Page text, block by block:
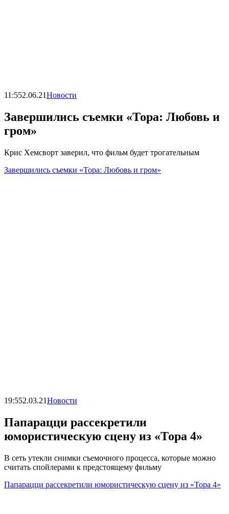
11:552.06.21Новости
Завершились съемки «Тора: Любовь и
гром»
Крис Хемсворт заверил, что фильм будет трогательным
Завершились съемки «Тора: Любовь и гром»
19:552.03.21Новости
Папарацци рассекретили
юмористическую сцену из «Тора 4»
В сеть утекли снимки съемочного процесса, которые можно
считать спойлерами к предстоящему фильму
Папарацци рассекретили юмористическую сцену из «Тора 4»